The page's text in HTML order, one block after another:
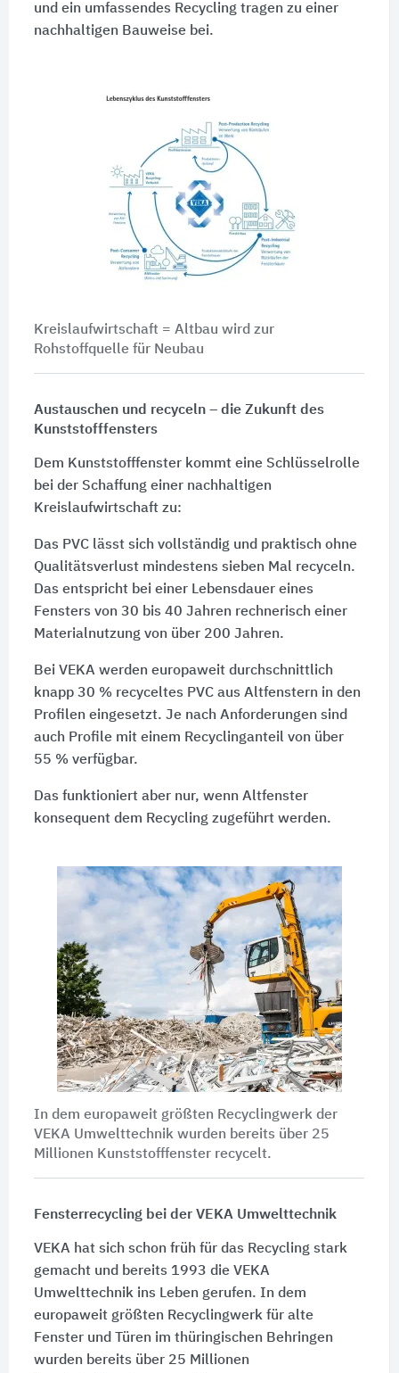
und ein umfassendes Recycling tragen zu einer
nachhaltigen Bauweise bei.
Kreislaufwirtschaft = Altbau wird zur
Rohstoffquelle für Neubau
Austauschen und recyceln – die Zukunft des
Kunststofffensters
Dem Kunststofffenster kommt eine Schlüsselrolle
bei der Schaffung einer nachhaltigen
Kreislaufwirtschaft zu:
Das PVC lässt sich vollständig und praktisch ohne
Qualitätsverlust mindestens sieben Mal recyceln.
Das entspricht bei einer Lebensdauer eines
Fensters von 30 bis 40 Jahren rechnerisch einer
Materialnutzung von über 200 Jahren.
Bei VEKA werden europaweit durchschnittlich
knapp 30 % recyceltes PVC aus Altfenstern in den
Profilen eingesetzt. Je nach Anforderungen sind
auch Profile mit einem Recyclinganteil von über
55 % verfügbar.
Das funktioniert aber nur, wenn Altfenster
konsequent dem Recycling zugeführt werden.
In dem europaweit größten Recyclingwerk der
VEKA Umwelttechnik wurden bereits über 25
Millionen Kunststofffenster recycelt.
Fensterrecycling bei der VEKA Umwelttechnik
VEKA hat sich schon früh für das Recycling stark
gemacht und bereits 1993 die VEKA
Umwelttechnik ins Leben gerufen. In dem
europaweit größten Recyclingwerk für alte
Fenster und Türen im thüringischen Behringen
wurden bereits über 25 Millionen